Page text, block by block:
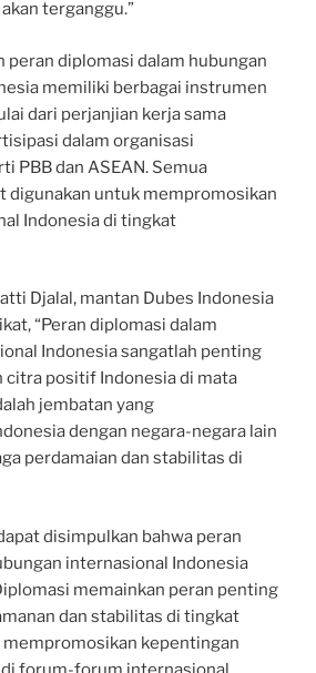
terganggu.”
peran diplomasi dalam hubungan
memiliki berbagai instrumen
dari perjanjian kerja sama
dalam organisasi
PBB dan ASEAN. Semua
digunakan untuk mempromosikan
Indonesia di tingkat
Djalal, mantan Dubes Indonesia
“Peran diplomasi dalam
Indonesia sangatlah penting
citra positif Indonesia di mata
jembatan yang
dengan negara-negara lain
perdamaian dan stabilitas di
disimpulkan bahwa peran
internasional Indonesia
memainkan peran penting
dan stabilitas di tingkat
kepentingan